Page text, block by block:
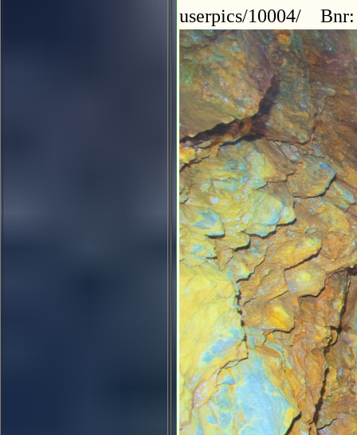
userpics/10004/ Bnr: